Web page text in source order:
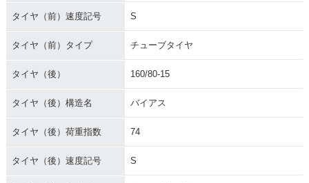
タイヤ（前）速度記号 S
タイヤ（前）タイプ チューブタイヤ
タイヤ（後） 160/80-15
タイヤ（後）構造名 バイアス
タイヤ（後）荷重指数 74
タイヤ（後）速度記号 S